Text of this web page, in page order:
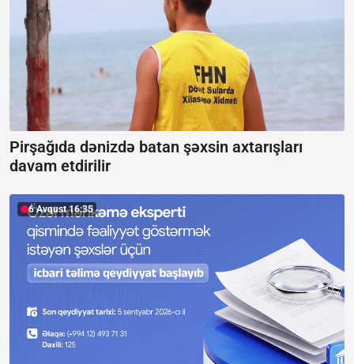
Pirşağıda dənizdə batan şəxsin axtarışları
davam etdirilir
6 Avqust 16:35